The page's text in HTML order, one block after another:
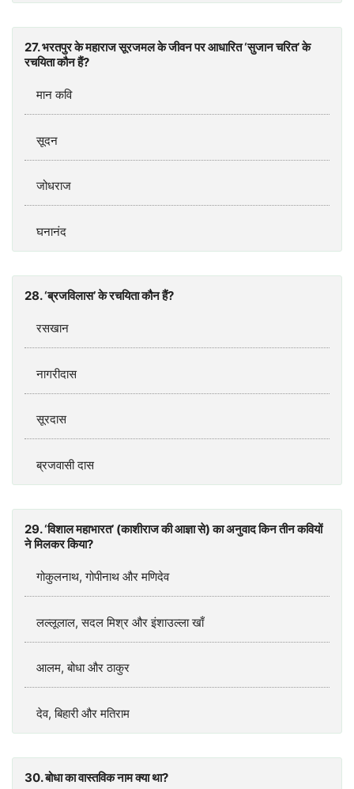
27. भरतपुर के महाराज सूरजमल के जीवन पर आधारित ‘सुजान चरित’ के
रचयिता कौन हैं?
मान कवि
सूदन
जोधराज
घनानंद
28. ‘ब्रजविलास’ के रचयिता कौन हैं?
रसखान
नागरीदास
सूरदास
ब्रजवासी दास
29. ‘विशाल महाभारत’ (काशीराज की आज्ञा से) का अनुवाद किन तीन कवियों
ने मिलकर किया?
गोकुलनाथ, गोपीनाथ और मणिदेव
लल्लूलाल, सदल मिश्र और इंशाउल्ला खाँ
आलम, बोधा और ठाकुर
देव, बिहारी और मतिराम
30. बोधा का वास्तविक नाम क्या था?